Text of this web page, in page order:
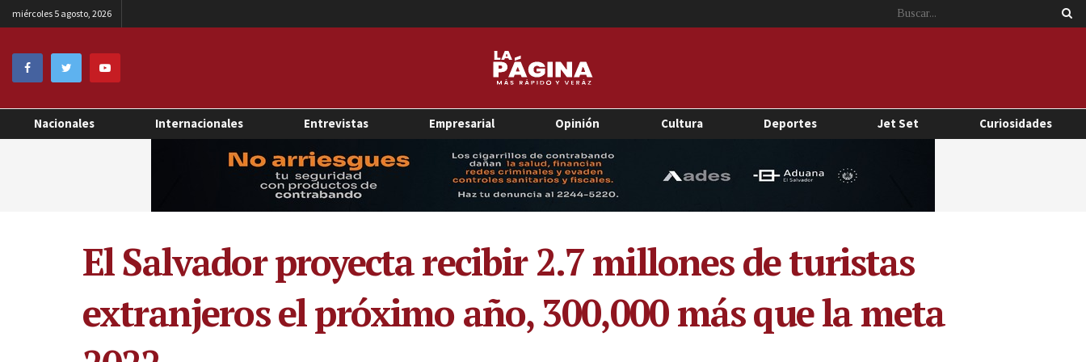
miércoles 5 agosto, 2026
Nacionales Internacionales Entrevistas Empresarial Opinión Cultura Deportes Jet Set Curiosidades
El Salvador proyecta recibir 2.7 millones de turistas
extranjeros el próximo año, 300,000 más que la meta